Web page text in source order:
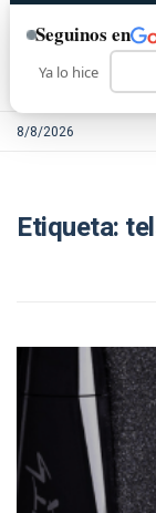
8/8/2026
Etiqueta:
Seguinos en
Ya lo hice